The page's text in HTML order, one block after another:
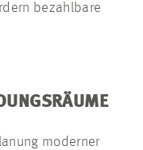
bezahlbare
moderner